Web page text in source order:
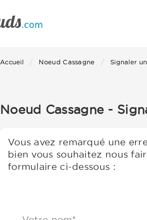
Accueil Noeud Cassagne Signaler
Noeud Cassagne -
Vous avez remarqué une
bien vous souhaitez nous
formulaire ci-dessous :